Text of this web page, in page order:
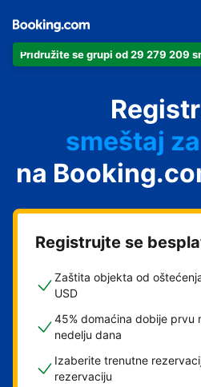
Pridružite se grupi od 29 279 209
smeštaj
na
Registrujte se
Zaštita objekta od
USD
45% domaćina dobije prvu
nedelju dana
Izaberite trenutne
rezervaciju